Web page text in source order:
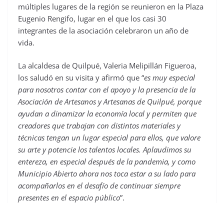
múltiples lugares de la región se reunieron en la Plaza
Eugenio Rengifo, lugar en el que los casi 30
integrantes de la asociación celebraron un año de
vida.
La alcaldesa de Quilpué, Valeria Melipillán Figueroa,
los saludó en su visita y afirmó que “es muy especial
para nosotros contar con el apoyo y la presencia de la
Asociación de Artesanos y Artesanas de Quilpué, porque
ayudan a dinamizar la economía local y permiten que
creadores que trabajan con distintos materiales y
técnicas tengan un lugar especial para ellos, que valore
su arte y potencie los talentos locales. Aplaudimos su
entereza, en especial después de la pandemia, y como
Municipio Abierto ahora nos toca estar a su lado para
acompañarlos en el desafío de continuar siempre
presentes en el espacio público”.